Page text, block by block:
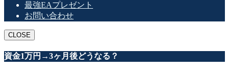
最強EAプレゼント
お問い合わせ
CLOSE
資金1万円→3ヶ月後どうなる？